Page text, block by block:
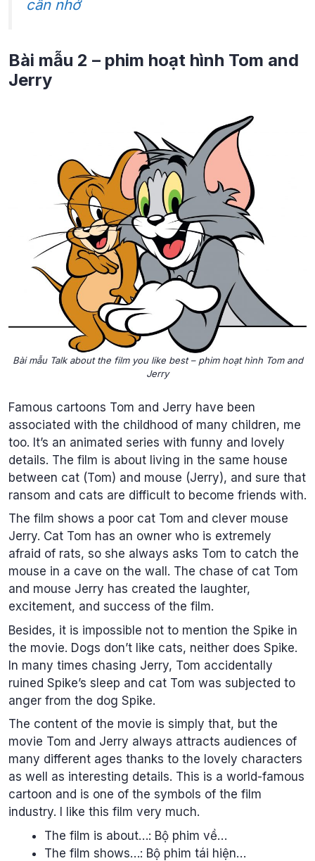
cần nhớ
Bài mẫu 2 – phim hoạt hình Tom and
Jerry
Bài mẫu Talk about the film you like best – phim hoạt hình Tom and
Jerry
Famous cartoons Tom and Jerry have been
associated with the childhood of many children, me
too. It’s an animated series with funny and lovely
details. The film is about living in the same house
between cat (Tom) and mouse (Jerry), and sure that
ransom and cats are difficult to become friends with.
The film shows a poor cat Tom and clever mouse
Jerry. Cat Tom has an owner who is extremely
afraid of rats, so she always asks Tom to catch the
mouse in a cave on the wall. The chase of cat Tom
and mouse Jerry has created the laughter,
excitement, and success of the film.
Besides, it is impossible not to mention the Spike in
the movie. Dogs don’t like cats, neither does Spike.
In many times chasing Jerry, Tom accidentally
ruined Spike’s sleep and cat Tom was subjected to
anger from the dog Spike.
The content of the movie is simply that, but the
movie Tom and Jerry always attracts audiences of
many different ages thanks to the lovely characters
as well as interesting details. This is a world-famous
cartoon and is one of the symbols of the film
industry. I like this film very much.
The film is about…: Bộ phim về…
The film shows…: Bộ phim tái hiện…